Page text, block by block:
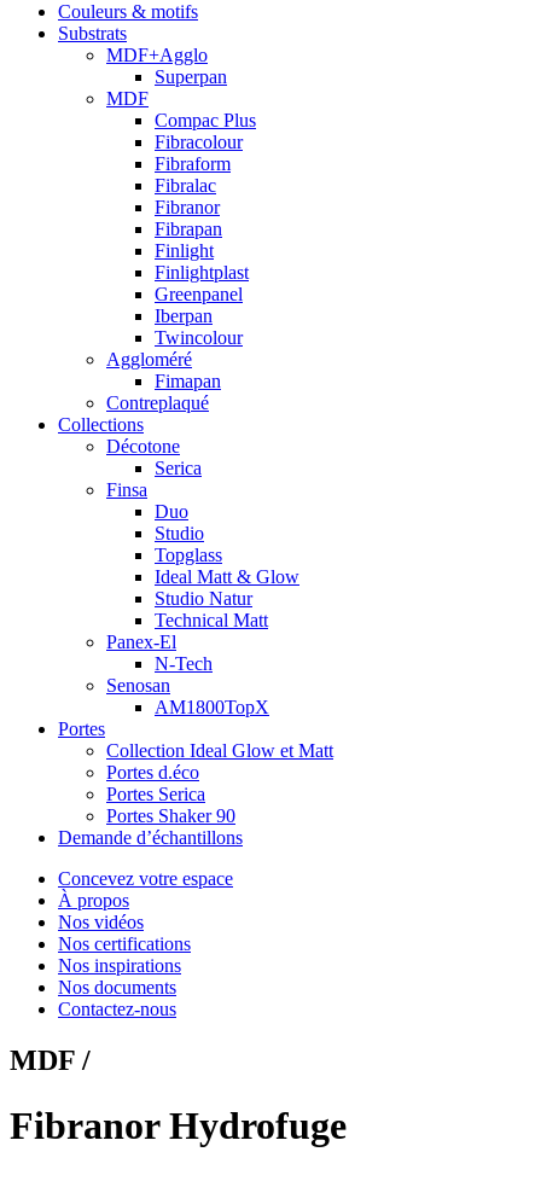
Couleurs & motifs
Substrats
MDF+Agglo
Superpan
MDF
Compac Plus
Fibracolour
Fibraform
Fibralac
Fibranor
Fibrapan
Finlight
Finlightplast
Greenpanel
Iberpan
Twincolour
Aggloméré
Fimapan
Contreplaqué
Collections
Décotone
Serica
Finsa
Duo
Studio
Topglass
Ideal Matt & Glow
Studio Natur
Technical Matt
Panex-El
N-Tech
Senosan
AM1800TopX
Portes
Collection Ideal Glow et Matt
Portes d.éco
Portes Serica
Portes Shaker 90
Demande d’échantillons
Concevez votre espace
À propos
Nos vidéos
Nos certifications
Nos inspirations
Nos documents
Contactez-nous
MDF /
Fibranor Hydrofuge